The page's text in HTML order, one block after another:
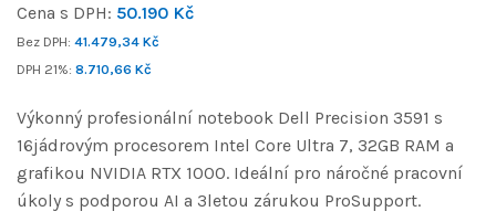
Cena s DPH: 50.190 Kč
Bez DPH: 41.479,34 Kč
DPH 21%: 8.710,66 Kč
Výkonný profesionální notebook Dell Precision 3591 s
16jádrovým procesorem Intel Core Ultra 7, 32GB RAM a
grafikou NVIDIA RTX 1000. Ideální pro náročné pracovní
úkoly s podporou AI a 3letou zárukou ProSupport.